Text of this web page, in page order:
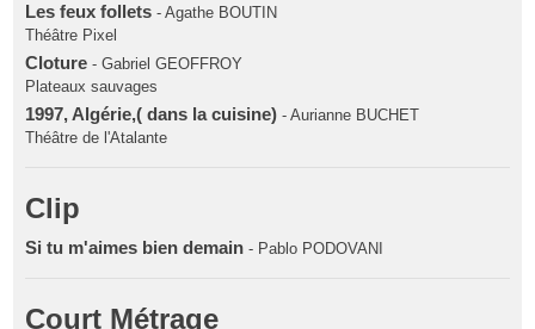
Les feux follets - Agathe BOUTIN
Théâtre Pixel
Cloture - Gabriel GEOFFROY
Plateaux sauvages
1997, Algérie,( dans la cuisine) - Aurianne BUCHET
Théâtre de l'Atalante
Clip
Si tu m'aimes bien demain - Pablo PODOVANI
Court Métrage